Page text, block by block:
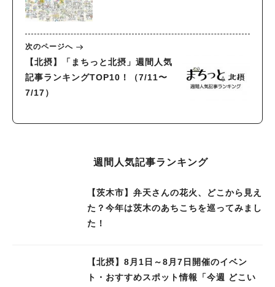
次のページへ
【北摂】「まちっと北摂」週間人気
記事ランキングTOP10！（7/11〜
7/17）
週間人気記事ランキング
【茨木市】弁天さんの花火、どこから見え
た？今年は茨木のあちこちを巡ってみまし
た！
【北摂】8月1日～8月7日開催のイベン
ト・おすすめスポット情報「今週 どこい